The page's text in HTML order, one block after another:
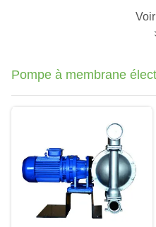
Pompe à membrane